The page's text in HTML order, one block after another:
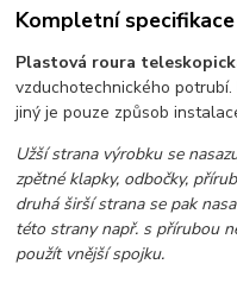
Kompletní specifikace
Plastová roura
vzduchotechnického
jiný je pouze způsob
Užší strana výrobku se
zpětné klapky, odbočky,
druhá širší strana se pak
této strany např. s přírubou
použít vnější spojku.